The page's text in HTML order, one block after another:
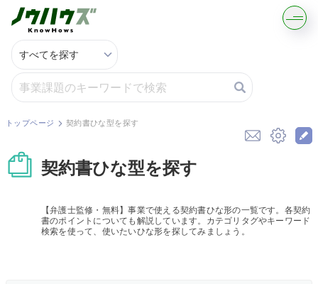
記事・コラムを読む
解決策を募集する
専門家に電話する
トップページ 契約書ひな型を探す
契約書ひな型を探す
【弁護士監修・無料】事業で使える契約書ひな形の一覧です。各契約
書のポイントについても解説しています。カテゴリタグやキーワード
検索を使って、使いたいひな形を探してみましょう。